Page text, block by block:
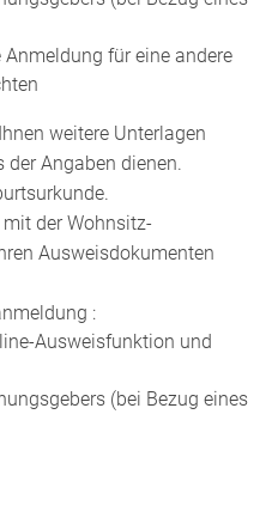
für eine andere
weitere Unterlagen
der Angaben dienen.
der Wohnsitz-
Ausweisdokumenten
:
Ausweisfunktion und
(bei Bezug eines